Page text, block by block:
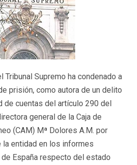
Tribunal Supremo ha condenado a
prisión, como autora de un delito
de cuentas del artículo 290 del
general de la Caja de
(CAM) Mª Dolores A.M. por
entidad en los informes
España respecto del estado